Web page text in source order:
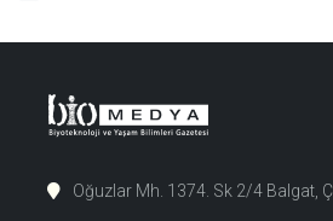
Oğuzlar Mh. 1374. Sk 2/4 Balgat,